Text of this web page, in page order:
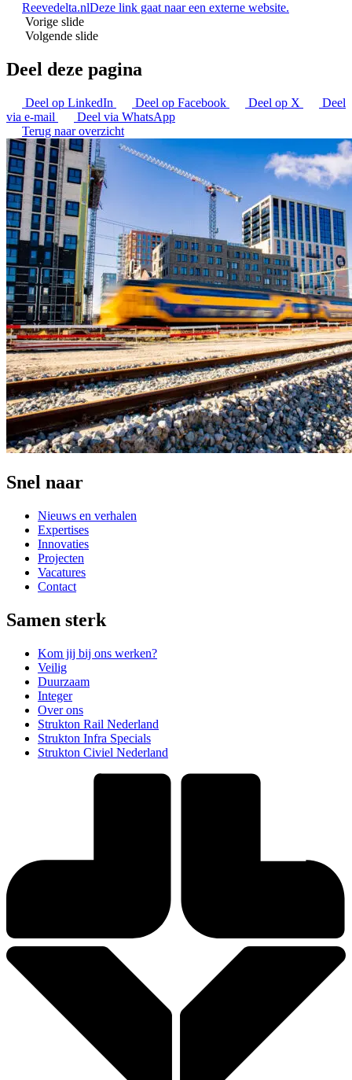
Reevedelta.nlDeze link gaat naar een externe website.
Vorige slide
Volgende slide
Deel deze pagina
Deel op LinkedIn Deel op Facebook Deel op X
Deel
via e-mail
Deel via WhatsApp
Terug naar overzicht
Snel naar
Nieuws en verhalen
Expertises
Innovaties
Projecten
Vacatures
Contact
Samen sterk
Kom jij bij ons werken?
Veilig
Duurzaam
Integer
Over ons
Strukton Rail Nederland
Strukton Infra Specials
Strukton Civiel Nederland